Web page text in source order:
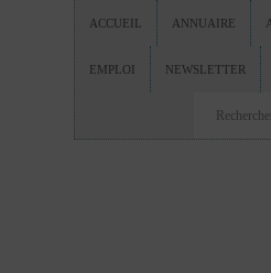
ACCUEIL ANNUAIRE
EMPLOI NEWSLETTER